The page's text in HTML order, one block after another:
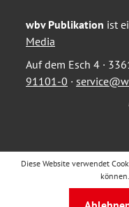
wbv Publikation ist
Media
Auf dem Esch 4 ·
91101-0 ·
Diese Website verwendet
können.